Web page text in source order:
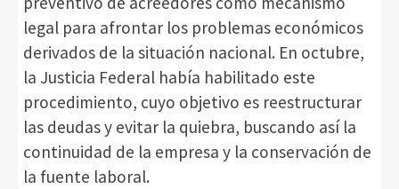
legal para afrontar los problemas económicos
derivados de la situación nacional. En octubre,
la Justicia Federal había habilitado este
procedimiento, cuyo objetivo es reestructurar
las deudas y evitar la quiebra, buscando así la
continuidad de la empresa y la conservación de
la fuente laboral.